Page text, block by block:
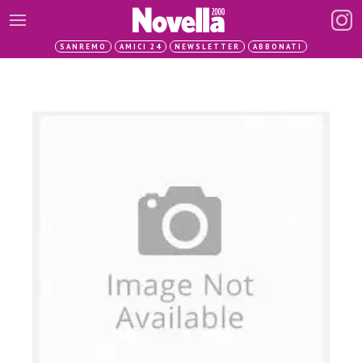
SANREMO AMICI 24 NEWSLETTER ABBONATI